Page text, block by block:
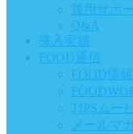
運用サポ
Q&A
導入実績
FOOD通信
FOOD情
TIPSムー
メールマ